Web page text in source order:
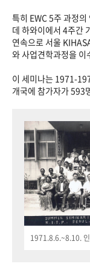
특히 EWC 5주 과정
데 하와이에서 4주간
연속으로 서울
와 사업견학과정을 이
이 세미나는 1971-
개국에 참가자가 593
1971.8.6.~8.10. 인